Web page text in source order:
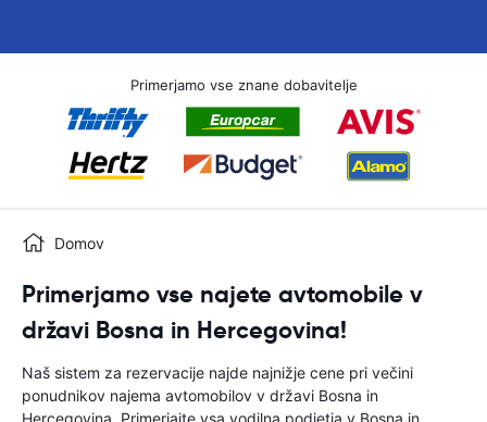
Primerjamo vse znane dobavitelje
Domov
Primerjamo vse najete avtomobile v
državi Bosna in Hercegovina!
Naš sistem za rezervacije najde najnižje cene pri večini
ponudnikov najema avtomobilov v državi Bosna in
Hercegovina. Primerjajte vsa vodilna podjetja v Bosna in